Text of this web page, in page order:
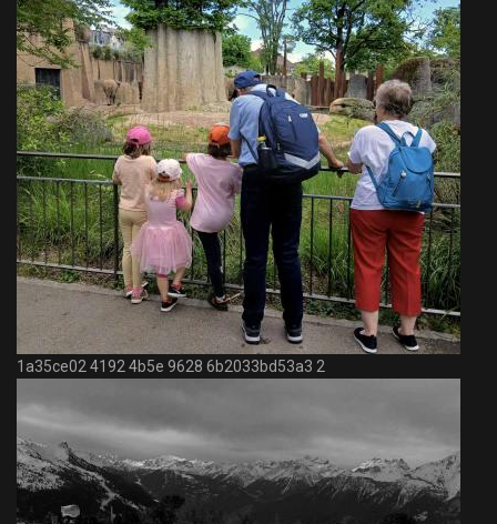
1a35ce02 4192 4b5e 9628 6b2033bd53a3 2